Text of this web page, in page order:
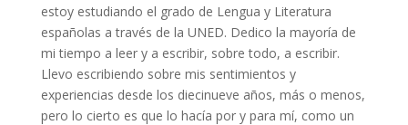
estoy estudiando el grado de Lengua y Literatura
españolas a través de la UNED. Dedico la mayoría de
mi tiempo a leer y a escribir, sobre todo, a escribir.
Llevo escribiendo sobre mis sentimientos y
experiencias desde los diecinueve años, más o menos,
pero lo cierto es que lo hacía por y para mí, como un